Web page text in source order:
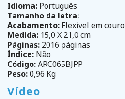
Idioma: Português
Tamanho da letra:
Acabamento: Flexível em couro
Medida: 15,0 X 21,0 cm
Páginas: 2016 páginas
Índice: Não
Código:ARC065BJPP
Peso:0,96 Kg
Vídeo